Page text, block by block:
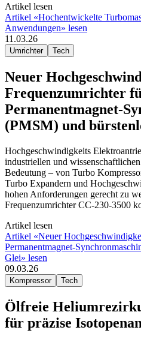
Artikel lesen
Artikel «Hochentwickelte
Anwendungen» lesen
11.03.26
Umrichter Tech
Neuer
Frequenzumrichter
Permanentmagnet-
(PMSM) und
Hochgeschwindigkeits
industriellen und
Bedeutung – von Turbo
Turbo Expandern und
hohen Anforderungen gerecht zu
Frequenzumrichter CC-230-3500
Artikel lesen
Artikel «Neuer
Permanentmagnet-
Glei» lesen
09.03.26
Kompressor Tech
Ölfreie
für präzise